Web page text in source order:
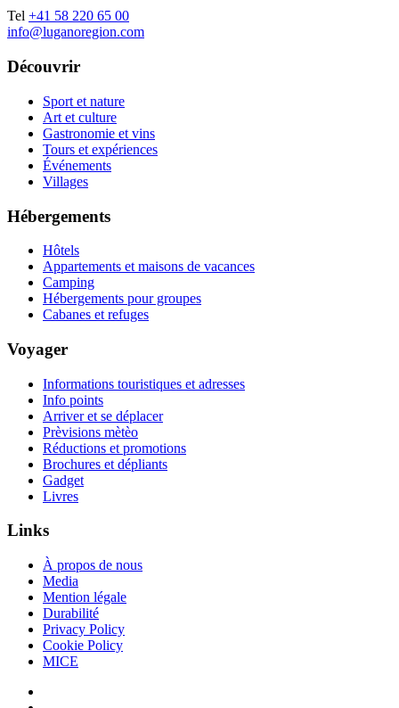
Tel +41 58 220 65 00
info@luganoregion.com
Découvrir
Sport et nature
Art et culture
Gastronomie et vins
Tours et expériences
Événements
Villages
Hébergements
Hôtels
Appartements et maisons de vacances
Camping
Hébergements pour groupes
Cabanes et refuges
Voyager
Informations touristiques et adresses
Info points
Arriver et se déplacer
Prèvisions mètèo
Réductions et promotions
Brochures et dépliants
Gadget
Livres
Links
À propos de nous
Media
Mention légale
Durabilité
Privacy Policy
Cookie Policy
MICE